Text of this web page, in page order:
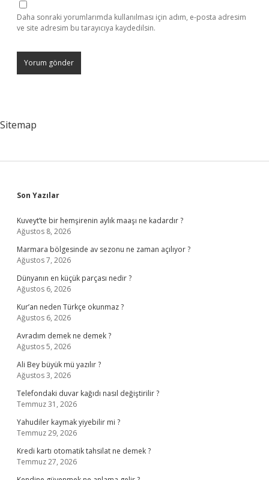
Daha sonraki yorumlarımda kullanılması için adım, e-posta adresim
ve site adresim bu tarayıcıya kaydedilsin.
Sitemap
Sidebar
Son Yazılar
Kuveyt’te bir hemşirenin aylık maaşı ne kadardır ?
Ağustos 8, 2026
Marmara bölgesinde av sezonu ne zaman açılıyor ?
Ağustos 7, 2026
Dünyanın en küçük parçası nedir ?
Ağustos 6, 2026
Kur’an neden Türkçe okunmaz ?
Ağustos 6, 2026
Avradım demek ne demek ?
Ağustos 5, 2026
Ali Bey büyük mü yazılır ?
Ağustos 3, 2026
Telefondaki duvar kağıdı nasıl değiştirilir ?
Temmuz 31, 2026
Yahudiler kaymak yiyebilir mi ?
Temmuz 29, 2026
Kredi kartı otomatik tahsilat ne demek ?
Temmuz 27, 2026